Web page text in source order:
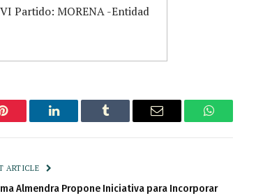
Partido: MORENA -Entidad
Pinterest LinkedIn Tumblr Email WhatsApp
ARTICLE
Almendra Propone Iniciativa para Incorporar